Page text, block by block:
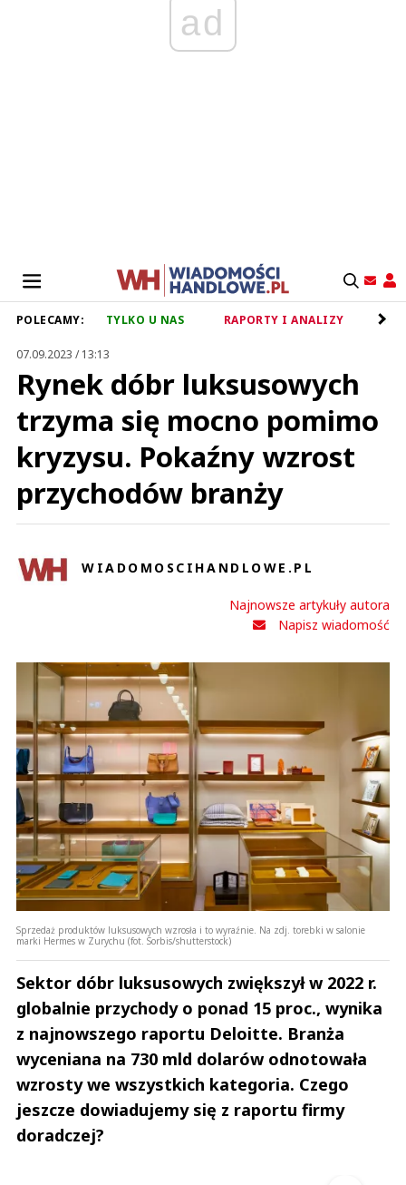
ad
POLECAMY: TYLKO U NAS RAPORTY I ANALIZY
07.09.2023 / 13:13
Rynek dóbr luksusowych
trzyma się mocno pomimo
kryzysu. Pokaźny wzrost
przychodów branży
WIADOMOSCIHANDLOWE.PL
Najnowsze artykuły autora
Napisz wiadomość
Sprzedaż produktów luksusowych wzrosła i to wyraźnie. Na zdj. torebki w salonie
marki Hermes w Zurychu (fot. Sorbis/shutterstock)
Sektor dóbr luksusowych zwiększył w 2022 r.
globalnie przychody o ponad 15 proc., wynika
z najnowszego raportu Deloitte. Branża
wyceniana na 730 mld dolarów odnotowała
wzrosty we wszystkich kategoria. Czego
jeszcze dowiadujemy się z raportu firmy
doradczej?